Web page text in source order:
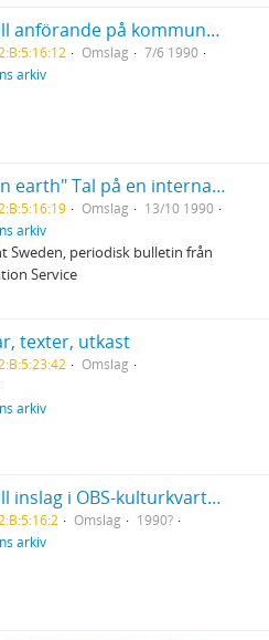
Manuskript till anförande på kommunplanerarkonferens i Skellefteå. I Norrland hava vi en stor del av Sverige
Omslag
7/6 1990
arkiv
"The village on earth" Tal på en internationell författarfestival i Toronto, Canada
Omslag
13/10 1990
arkiv
Sweden, periodisk bulletin från
Service
texter, utkast
Omslag
arkiv
Manuskript till inslag i OBS-kulturkvarten Rasism under pornografisk flagg
Omslag
1990?
arkiv